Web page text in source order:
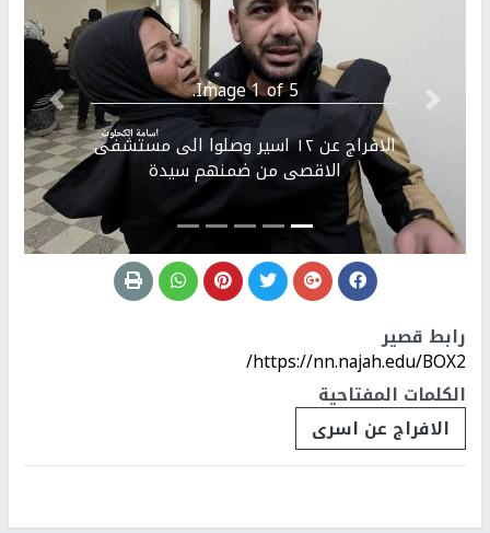
Image 1 of 5.
الافراج عن ١٢ اسير وصلوا الى مستشفى
الاقصى من ضمنهم سيدة
Previous التالي
رابط قصير
https://nn.najah.edu/BOX2/
الكلمات المفتاحية
الافراج عن اسرى